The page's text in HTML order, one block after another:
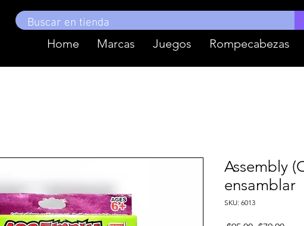
Home Marcas Juegos Rompecabezas
Assembly
ensamblar
SKU: 6013